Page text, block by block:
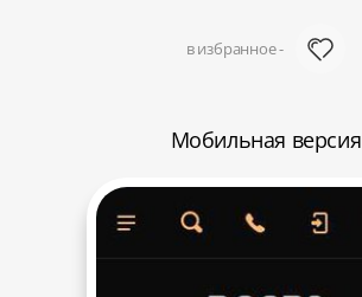
в избранное -
Мобильная версия